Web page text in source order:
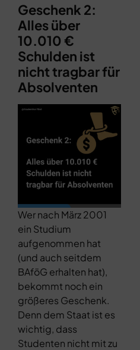
Geschenk 2:
Alles über
10.010 €
Schulden ist
nicht tragbar für
Absolventen
Wer nach März 2001
ein Studium
aufgenommen hat
(und auch seitdem
BAföG erhalten hat),
bekommt noch ein
größeres Geschenk.
Denn dem Staat ist es
wichtig, dass
Studenten nicht mit zu